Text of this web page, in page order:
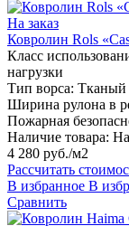
На заказ
Ковролин Rols
Класс
нагрузки
Тип ворса: Тканый
Ширина рулона в
Пожарная
Наличие товара: На
4 280 руб./м2
Рассчитать
В избранное В
Сравнить